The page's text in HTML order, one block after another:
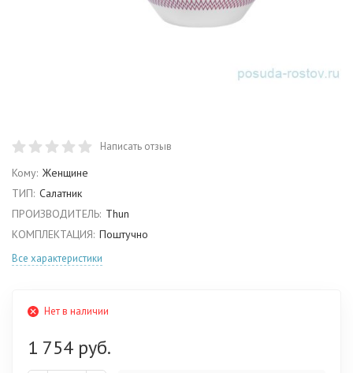
Написать отзыв
Кому: Женщине
ТИП: Салатник
ПРОИЗВОДИТЕЛЬ: Thun
КОМПЛЕКТАЦИЯ: Поштучно
Все характеристики
Нет в наличии
1 754 руб.